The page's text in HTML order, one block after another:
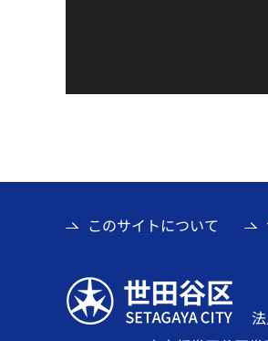
このサイトについて
世田谷区